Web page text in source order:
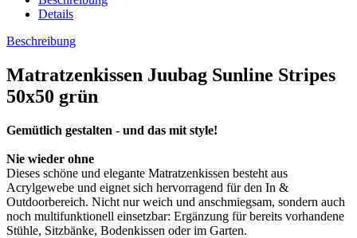
Details
Beschreibung
Matratzenkissen Juubag Sunline Stripes
50x50 grün
Gemütlich gestalten - und das mit style!
Nie wieder ohne
Dieses schöne und elegante Matratzenkissen besteht aus
Acrylgewebe und eignet sich hervorragend für den In &
Outdoorbereich. Nicht nur weich und anschmiegsam, sondern auch
noch multifunktionell einsetzbar: Ergänzung für bereits vorhandene
Stühle, Sitzbänke, Bodenkissen oder im Garten.